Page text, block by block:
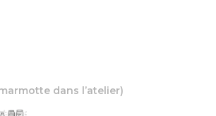
dans l’atelier)